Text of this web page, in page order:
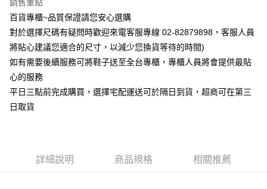
銷售重點
百貨專櫃~品質保證請您安心選購
對於選擇尺碼有疑問時歡迎來電客服專線 02-82879898，客服人員
將貼心建議您適合的尺寸，以減少您換貨等待的時間)
如有需要後續服務可將鞋子送至全台專櫃，專櫃人員將會提供最貼
心的服務
平日三點前完成購買，選擇宅配運送可於隔日到貨，超商可在第三
日取貨
詳細說明 商品規格 相關推薦